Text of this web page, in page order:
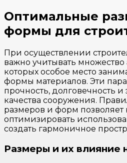
Оптимальные
формы для
При осуществлении
важно учитывать множество
которых особое место
формы материалов. Эти
прочность, долговечность и
качества сооружения.
размеров и форм позволяет
оптимизировать
создать гармоничное
Размеры и их влияние